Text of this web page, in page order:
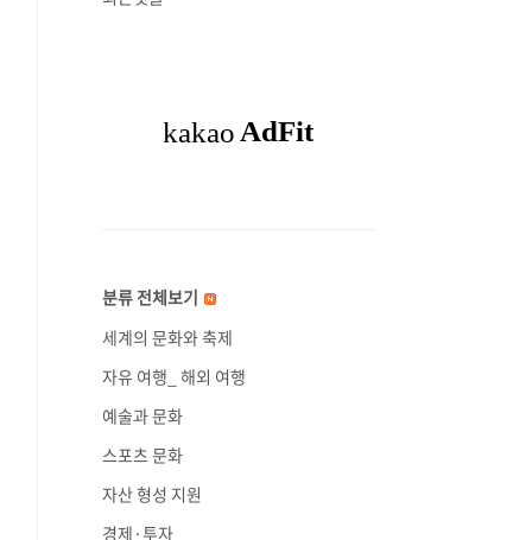
분류 전체보기
세계의 문화와 축제
자유 여행_ 해외 여행
예술과 문화
스포츠 문화
자산 형성 지원
경제·투자